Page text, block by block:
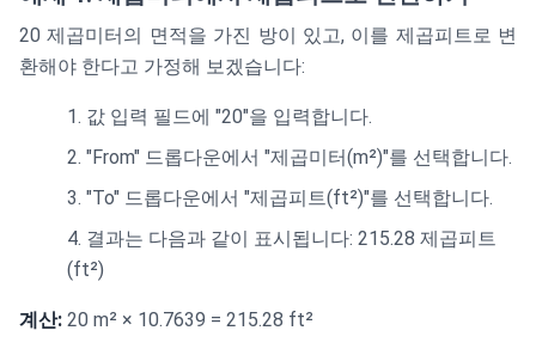
20 제곱미터의 면적을 가진 방이 있고, 이를 제곱피트로 변
환해야 한다고 가정해 보겠습니다:
값 입력 필드에 "20"을 입력합니다.
"From" 드롭다운에서 "제곱미터(m²)"를 선택합니다.
"To" 드롭다운에서 "제곱피트(ft²)"를 선택합니다.
결과는 다음과 같이 표시됩니다: 215.28 제곱피트
(ft²)
계산: 20 m² × 10.7639 = 215.28 ft²